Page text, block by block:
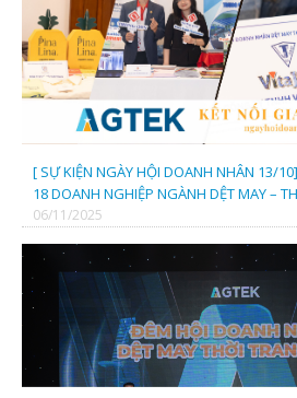
[ SỰ KIỆN NGÀY HỘI DOANH NHÂN 13/
18 DOANH NGHIỆP NGÀNH DỆT MAY –
06/11/2025